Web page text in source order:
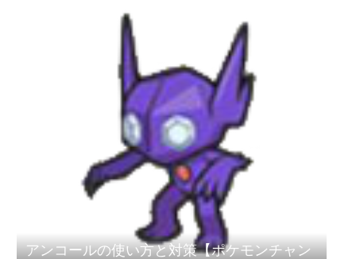
アンコールの使い方と対策【ポケモンチャン